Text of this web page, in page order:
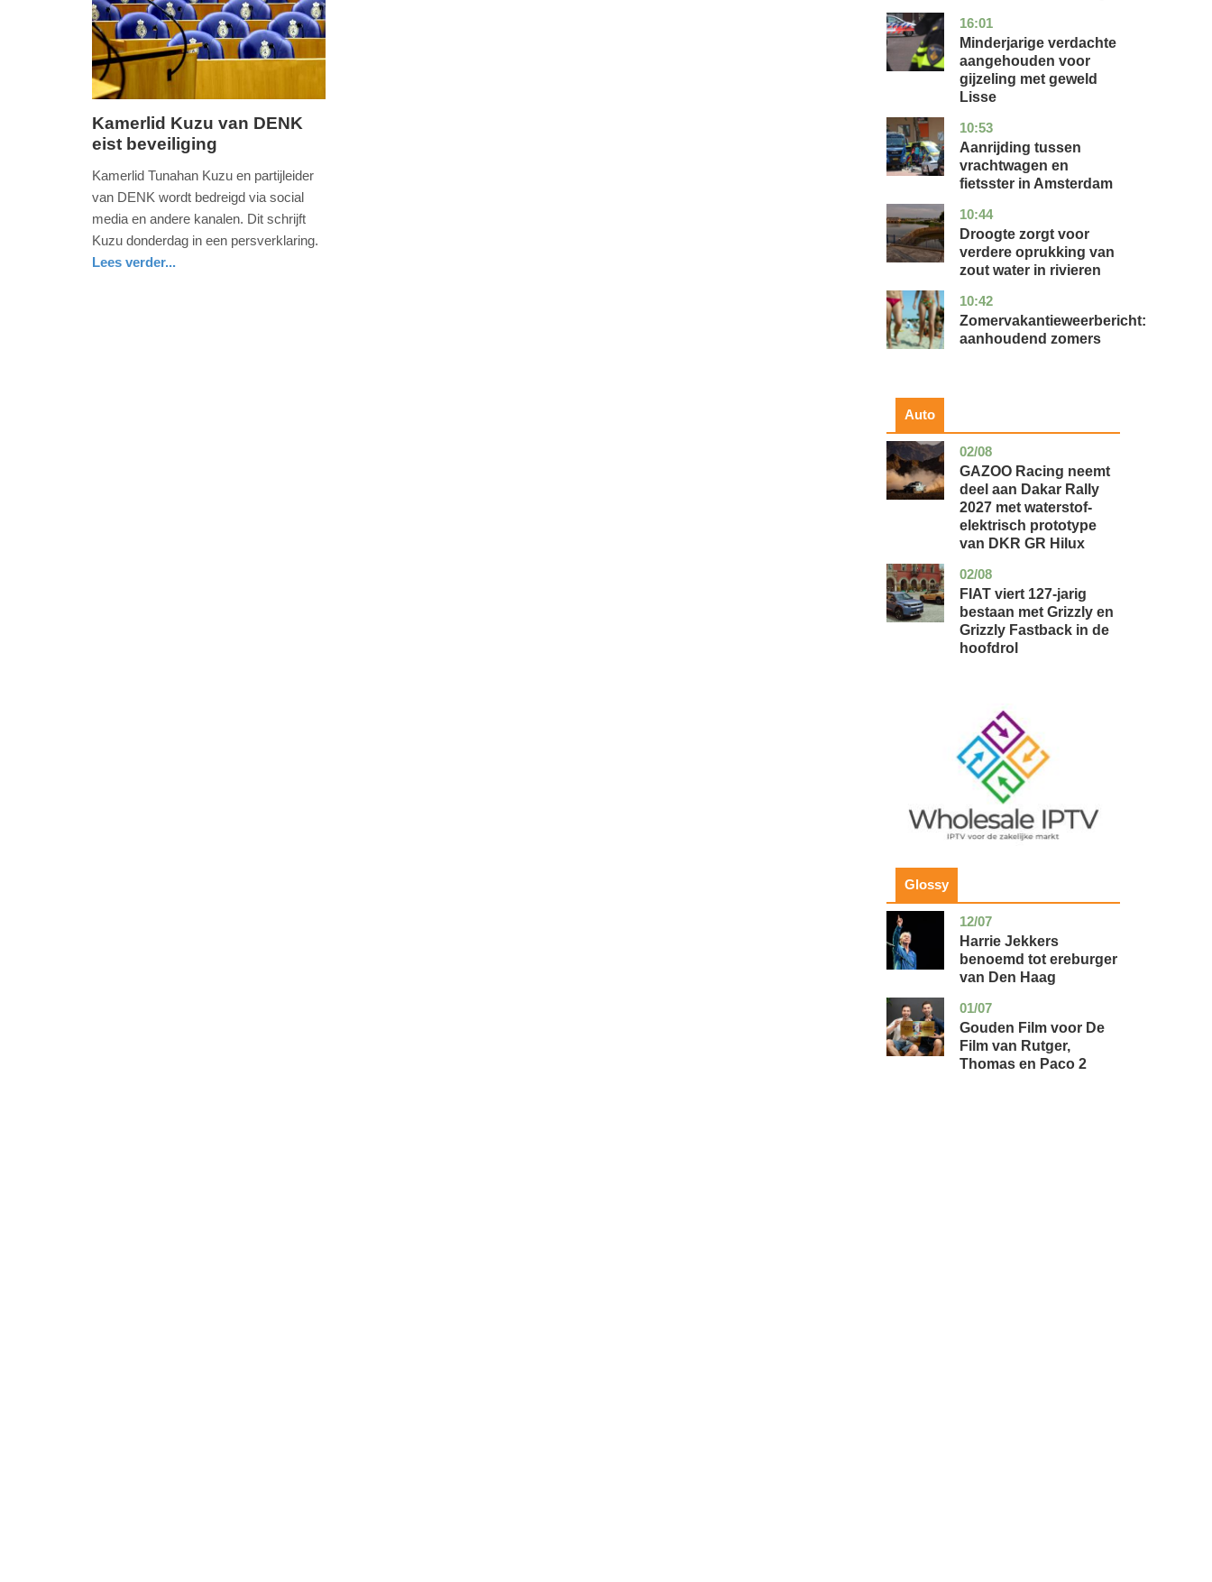
donderdag,
Kamerlid Kuzu van DENK
eist beveiliging
Kamerlid Tunahan Kuzu en partijleider
van DENK wordt bedreigd via social
media en andere kanalen. Dit schrijft
Kuzu donderdag in een persverklaring.
Lees verder...
16:01
zuid-
holland
nieuws
Minderjarige verdachte
aangehouden voor
gijzeling met geweld
Lisse
10:53
noord-
holland
nieuws
Aanrijding tussen
vrachtwagen en
fietsster in Amsterdam
10:44
gelderland
nieuws
Droogte zorgt voor
verdere oprukking van
zout water in rivieren
10:42
utrecht
nieuws
Zomervakantieweerbericht:
aanhoudend zomers
Auto
02/08
auto
GAZOO Racing neemt
deel aan Dakar Rally
2027 met waterstof-
elektrisch prototype
van DKR GR Hilux
02/08
auto
FIAT viert 127-jarig
bestaan met Grizzly en
Grizzly Fastback in de
hoofdrol
Glossy
12/07
zuid-
holland
glossy
Harrie Jekkers
benoemd tot ereburger
van Den Haag
01/07
utrecht
glossy
Gouden Film voor De
Film van Rutger,
Thomas en Paco 2